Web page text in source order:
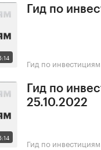
Гид по
Гид по инвестициям
Гид по
25.10.2022
Гид по инвестициям